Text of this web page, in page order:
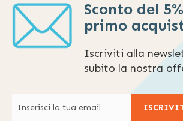
Sconto del
primo
Iscriviti alla
subito la nostra